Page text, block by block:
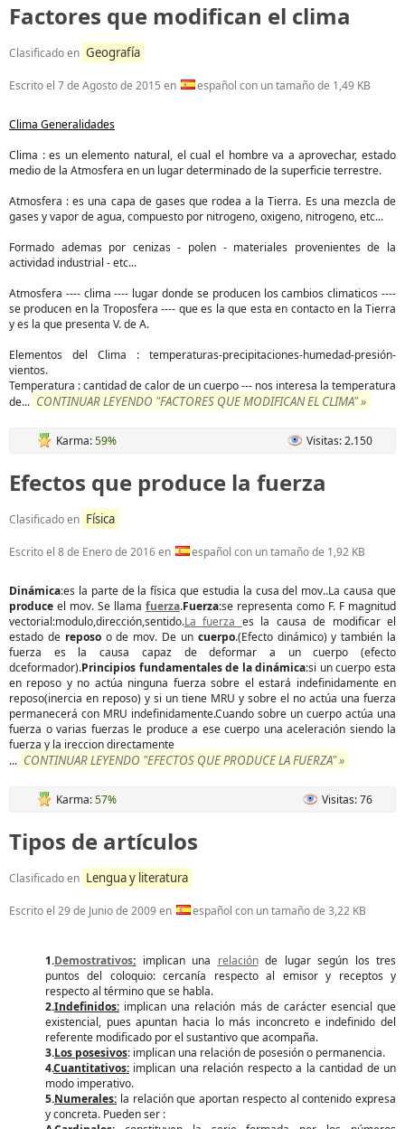
Factores que modifican el clima
Clasificado en Geografía
Escrito el 7 de Agosto de 2015 en español con un tamaño de 1,49 KB
Clima Generalidades
Clima : es un elemento natural, el cual el hombre va a aprovechar, estado
medio de la Atmosfera en un lugar determinado de la superficie terrestre.
Atmosfera : es una capa de gases que rodea a la Tierra. Es una mezcla de
gases y vapor de agua, compuesto por nitrogeno, oxigeno, nitrogeno, etc...
Formado ademas por cenizas - polen - materiales provenientes de la
actividad industrial - etc...
Atmosfera ---- clima ---- lugar donde se producen los cambios climaticos ----
se producen en la Troposfera ---- que es la que esta en contacto en la Tierra
y es la que presenta V. de A.
Elementos del Clima : temperaturas-precipitaciones-humedad-presión-
vientos.
Temperatura : cantidad de calor de un cuerpo --- nos interesa la temperatura
de... CONTINUAR LEYENDO "FACTORES QUE MODIFICAN EL CLIMA" »
Karma:59% Visitas: 2.150
Efectos que produce la fuerza
Clasificado en Física
Escrito el 8 de Enero de 2016en español con un tamaño de 1,92 KB
Dinámica:es la parte de la física que estudia la cusa del mov..La causa que
produce el mov. Se llama fuerza.Fuerza:se representa como F. F magnitud
vectorial:modulo,dirección,sentido.La fuerza es la causa de modificar el
estado de reposoo de mov. De un cuerpo.(Efecto dinámico) y también la
fuerza es la causa capaz de deformar a un cuerpo (efecto
dceformador).Principios fundamentales de la dinámica:si un cuerpo esta
en reposo y no actúa ninguna fuerza sobre el estará indefinidamente en
reposo(inercia en reposo) y si un tiene MRU y sobre el no actúa una fuerza
permanecerá con MRU indefinidamente.Cuando sobre un cuerpo actúa una
fuerza o varias fuerzas le produce a ese cuerpo una aceleración siendo la
fuerza y la ireccion directamente
... CONTINUAR LEYENDO "EFECTOS QUE PRODUCE LA FUERZA" »
Karma:57% Visitas: 76
Tipos de artículos
Clasificado en Lengua y literatura
Escrito el 29 de Junio de 2009en español con un tamaño de 3,22 KB
1.Demostrativos: implican una relaciónde lugar según los tres
puntos del coloquio: cercanía respecto al emisor y receptos y
respecto al término que se habla.
2.Indefinidos: implican una relación más de carácter esencial que
existencial, pues apuntan hacia lo más inconcreto e indefinido del
referente modificado por el sustantivo que acompaña.
3.Los posesivos: implican una relación de posesión o permanencia.
4.Cuantitativos: implican una relación respecto a la cantidad de un
modo imperativo.
5.Numerales: la relación que aportan respecto al contenido expresa
y concreta. Pueden ser :